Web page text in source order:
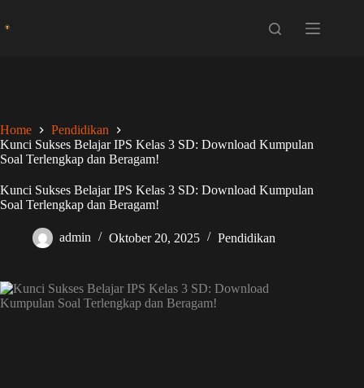
Home
Pendidikan
Kunci Sukses Belajar IPS Kelas 3 SD: Download Kumpulan
Soal Terlengkap dan Beragam!
Kunci Sukses Belajar IPS Kelas 3 SD: Download Kumpulan
Soal Terlengkap dan Beragam!
admin Oktober 20, 2025 Pendidikan